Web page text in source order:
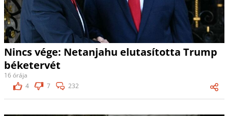
Nincs vége: Netanjahu elutasította Trump
béketervét
16 órája
4
7 232